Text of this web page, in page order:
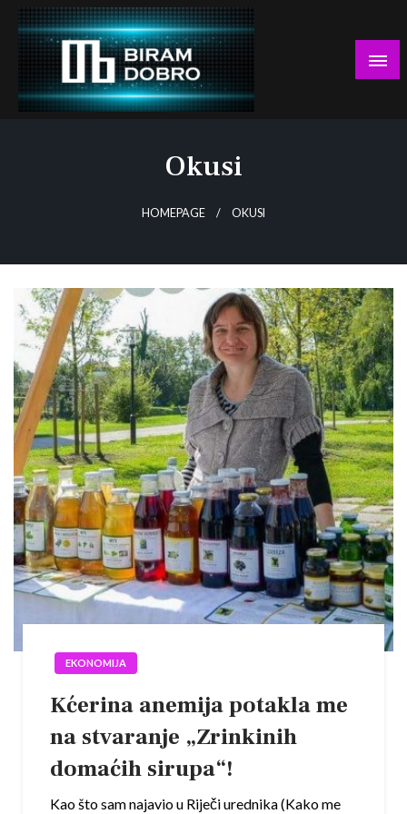
Skip
content
Okusi
HOMEPAGE OKUSI
EKONOMIJA
Kćerina anemija potakla me
na stvaranje „Zrinkinih
domaćih sirupa“!
Kao što sam najavio u Riječi urednika (Kako me